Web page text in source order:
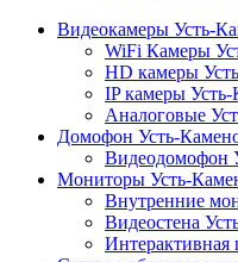
Видеокамеры Усть-
WiFi Камеры
HD камеры
IP камеры
Аналоговые
Домофон Усть-
Видеодомофон
Мониторы Усть-
Внутренние
Видеостена
Интерактивная